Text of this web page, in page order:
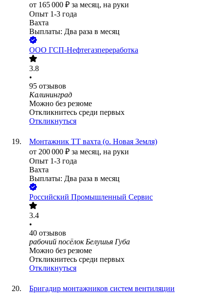
от 165 000 ₽ за месяц, на руки
Опыт 1-3 года
Вахта
Выплаты: Два раза в месяц
ООО ГСП-Нефтегазпереработка
3.8
•
95 отзывов
Калининград
Можно без резюме
Откликнитесь среди первых
Откликнуться
Монтажник ТТ вахта (о. Новая Земля)
от 200 000 ₽ за месяц, на руки
Опыт 1-3 года
Вахта
Выплаты: Два раза в месяц
Российский Промышленный Сервис
3.4
•
40 отзывов
рабочий посёлок Белушья Губа
Можно без резюме
Откликнитесь среди первых
Откликнуться
Бригадир монтажников систем вентиляции